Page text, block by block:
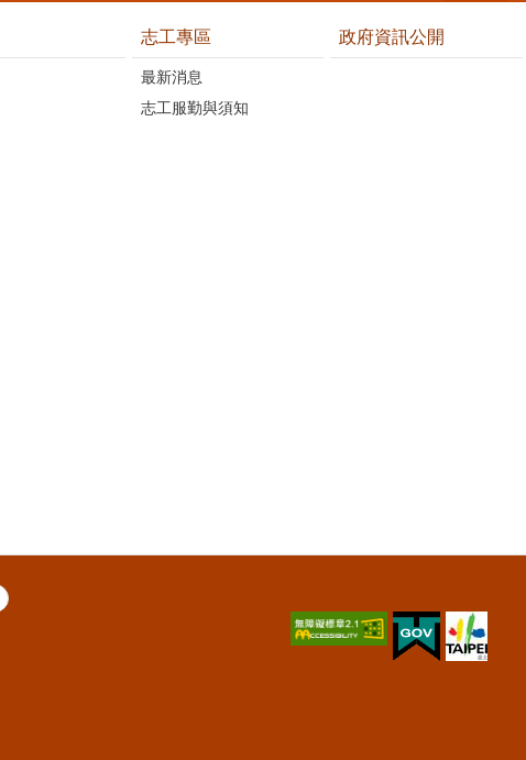
志工專區
最新消息
志工服勤與須知
政府資訊公開